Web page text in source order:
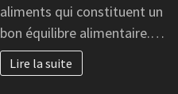
aliments qui constituent un
bon équilibre alimentaire.…
Lire la suite